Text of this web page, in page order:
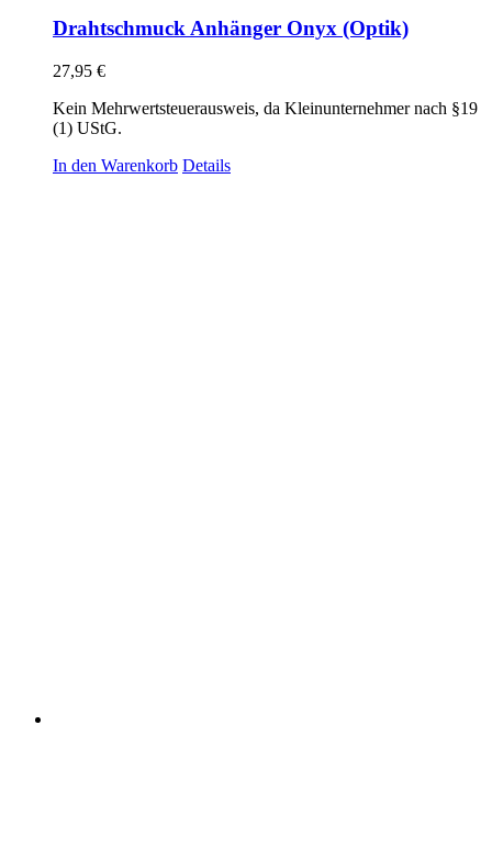
Drahtschmuck Anhänger Onyx (Optik)
27,95 €
Kein Mehrwertsteuerausweis, da Kleinunternehmer nach §19
(1) UStG.
In den Warenkorb Details